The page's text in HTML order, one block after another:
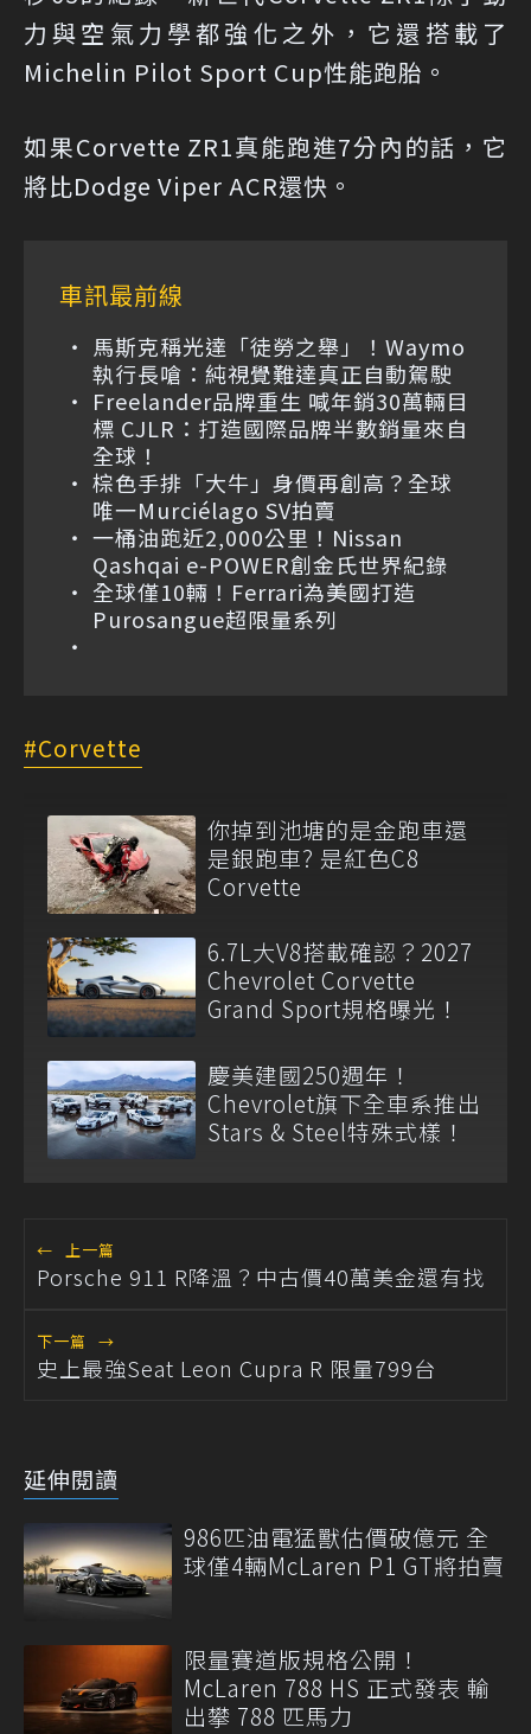
力與空氣力學都強化之外，它還搭載了
Michelin Pilot Sport Cup性能跑胎。
如果Corvette ZR1真能跑進7分內的話，它
將比Dodge Viper ACR還快。
車訊最前線
馬斯克稱光達「徒勞之舉」！Waymo
執行長嗆：純視覺難達真正自動駕駛
Freelander品牌重生 喊年銷30萬輛目
標 CJLR：打造國際品牌半數銷量來自
全球！
棕色手排「大牛」身價再創高？全球
唯一Murciélago SV拍賣
一桶油跑近2,000公里！Nissan
Qashqai e-POWER創金氏世界紀錄
全球僅10輛！Ferrari為美國打造
Purosangue超限量系列
Corvette
你掉到池塘的是金跑車還
是銀跑車? 是紅色C8
Corvette
6.7L大V8搭載確認？2027
Chevrolet Corvette
Grand Sport規格曝光！
慶美建國250週年！
Chevrolet旗下全車系推出
Stars & Steel特殊式樣！
← 上一篇
Porsche 911 R降溫？中古價40萬美金還有找
下一篇 →
史上最強Seat Leon Cupra R 限量799台
延伸閱讀
986匹油電猛獸估價破億元 全
球僅4輛McLaren P1 GT將拍賣
限量賽道版規格公開！
McLaren 788 HS 正式發表 輸
出攀 788 匹馬力